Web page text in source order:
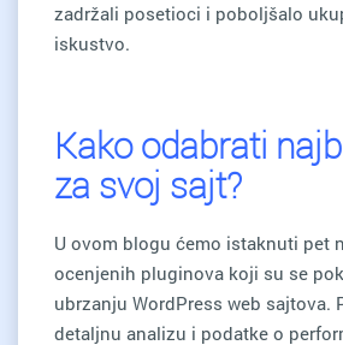
zadržali posetioci i poboljšalo
iskustvo.
Kako odabrati
za svoj sajt?
U ovom blogu ćemo istaknuti pet
ocenjenih pluginova koji su se
ubrzanju WordPress web sajtova.
detaljnu analizu i podatke o